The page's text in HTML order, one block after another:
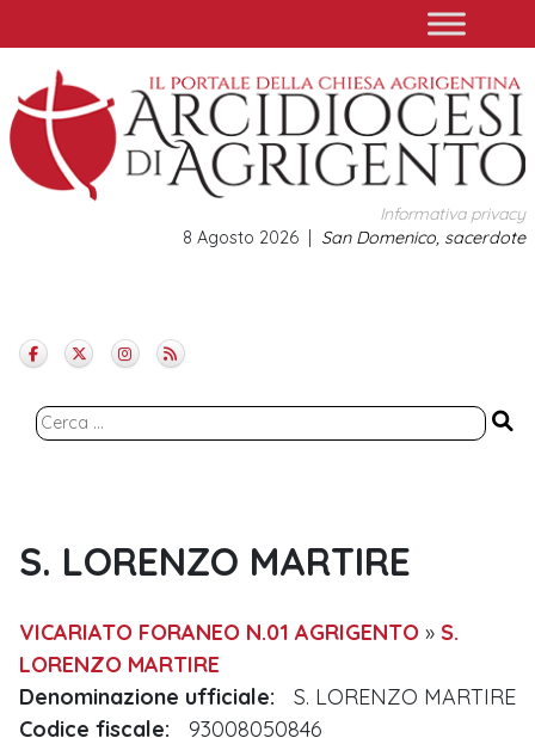
to
content
Informativa privacy
San Domenico, sacerdote
8 Agosto 2026
Ricerca
S. LORENZO MARTIRE
VICARIATO FORANEO N.01 AGRIGENTO » S.
LORENZO MARTIRE
Denominazione ufficiale:
S. LORENZO MARTIRE
Codice fiscale:
93008050846